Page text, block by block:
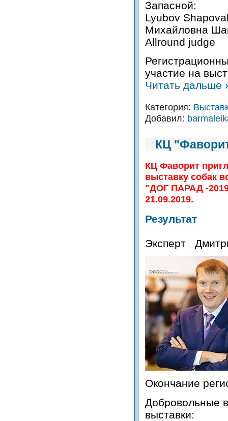
Запасной:
Lyubov
Михайловна
Allround judge
участие на
Читать дальше
Категория:
Добавил:
КЦ
КЦ Фаворит
выставку собак
"ДОГ ПАРАД -
21.09.2019.
Результат
Эксперт
Окончание
Добровольные
выставки: